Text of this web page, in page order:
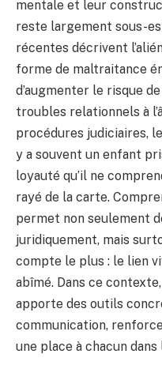
mentale et leur
reste largement sous-
récentes décrivent
forme de maltraitance
d’augmenter le risque
troubles relationnels à
procédures judiciaires,
y a souvent un enfant
loyauté qu’il ne
rayé de la carte.
permet non seulement
juridiquement, mais
compte le plus : le lien
abîmé. Dans ce
apporte des outils
communication,
une place à chacun